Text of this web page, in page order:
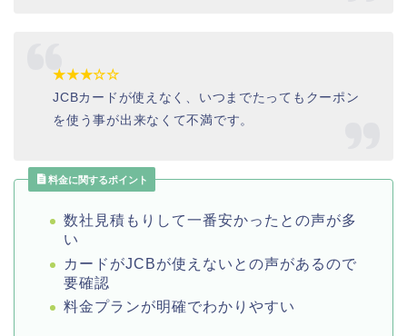
★★★☆☆
JCBカードが使えなく、いつまでたってもクーポン
を使う事が出来なくて不満です。
料金に関するポイント
数社見積もりして一番安かったとの声が多
い
カードがJCBが使えないとの声があるので
要確認
料金プランが明確でわかりやすい